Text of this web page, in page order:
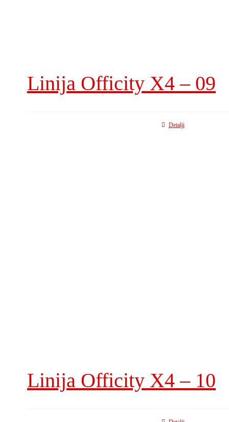
Linija Officity X4 – 09
Detalji
Linija Officity X4 – 10